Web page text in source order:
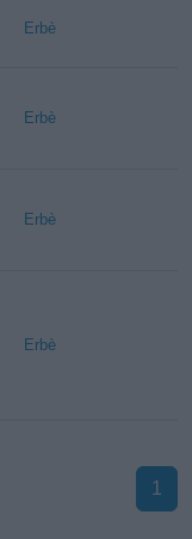
Erbè
Erbè
Erbè
Erbè
1